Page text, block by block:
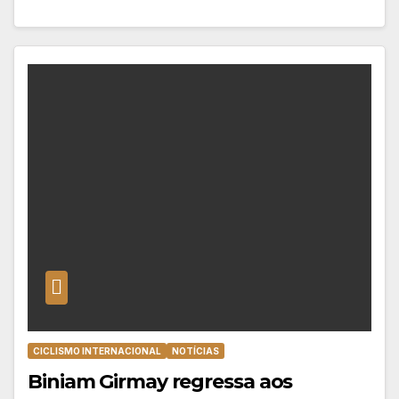
CICLISMO INTERNACIONAL NOTÍCIAS
Biniam Girmay regressa aos